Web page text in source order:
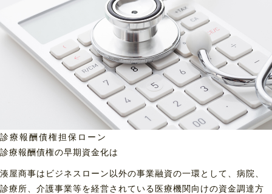
診療報酬債権担保ローン
診療報酬債権の早期資金化は
湊屋商事はビジネスローン以外の事業融資の一環として、病院、
診療所、介護事業等を経営されている医療機関向けの資金調達方